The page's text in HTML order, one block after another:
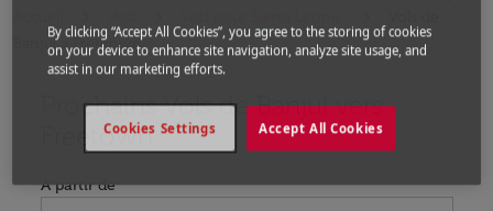
Banjul a Freetown
Prochains Vols de Banjul vers
Freetown
À partir de
Aucun tarif trouvé pour les options populaires
By clicking “Accept All Cookies”, you agree to the storing of cookies
on your device to enhance site navigation, analyze site usage, and
assist in our marketing efforts.
Accept All Cookies
Cookies Settings